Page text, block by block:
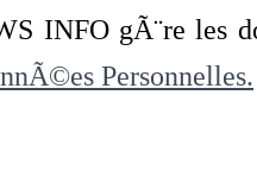
INFO gÃ¨re les
Personnelles.